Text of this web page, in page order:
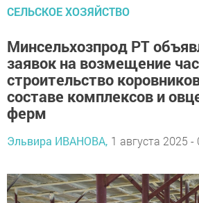
СЕЛЬСКОЕ ХОЗЯЙСТВО
Минсельхозпрод РТ
заявок на возмещение
строительство
составе комплексов и
ферм
Эльвира ИВАНОВА, 1 августа 2025 -